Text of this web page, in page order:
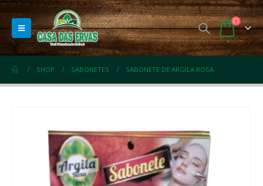
SHOP SABONETES SABONETE DE ARGILA ROSA